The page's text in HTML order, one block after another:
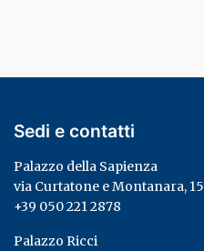
Sedi e contatti
Palazzo della Sapienza
via Curtatone e Montanara, 15
+39 050 221 2878
Palazzo Ricci